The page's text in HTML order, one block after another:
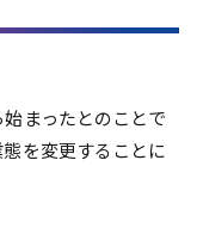
まったとのことで
を変更することに